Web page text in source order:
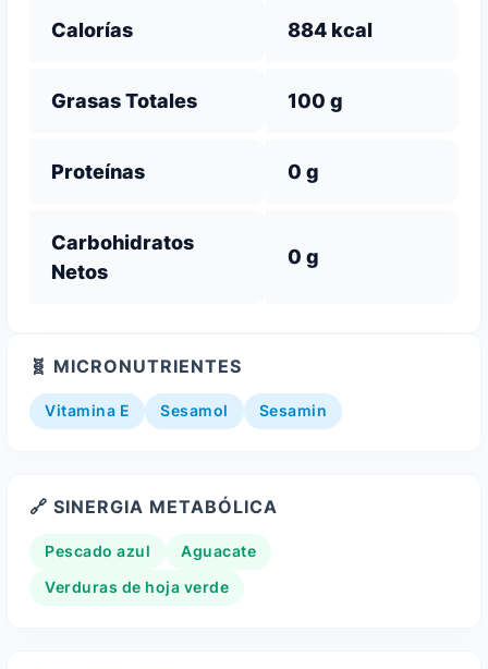
Calorías 884 kcal
Grasas Totales 100 g
Proteínas 0 g
Carbohidratos
Netos
0 g
🧬 MICRONUTRIENTES
Vitamina E Sesamol Sesamin
🔗 SINERGIA METABÓLICA
Pescado azul Aguacate
Verduras de hoja verde